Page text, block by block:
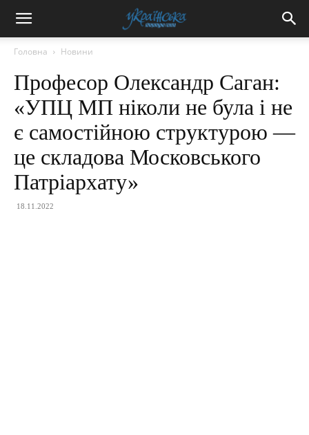
Головна Новини
Професор Олександр Саган:
«УПЦ МП ніколи не була і не
є самостійною структурою —
це складова Московського
Патріархату»
18.11.2022